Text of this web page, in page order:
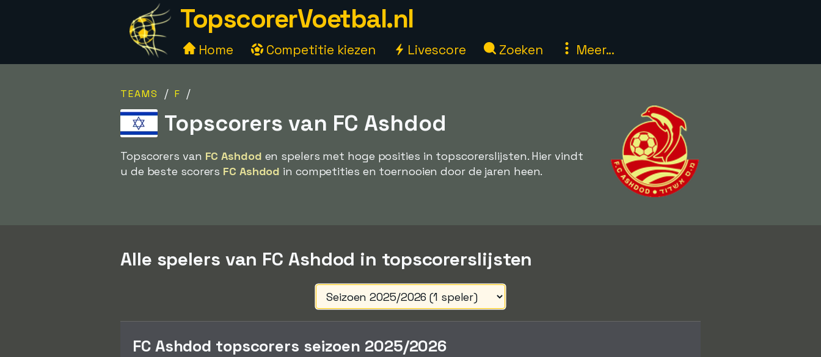
TopscorerVoetbal.nl
Home Competitie kiezen Livescore Zoeken Meer...
TEAMS / F /
Topscorers van FC Ashdod
Topscorers van FC Ashdod en spelers met hoge posities in topscorerslijsten. Hier vindt
u de beste scorers FC Ashdod in competities en toernooien door de jaren heen.
Alle spelers van FC Ashdod in topscorerslijsten
FC Ashdod topscorers seizoen 2025/2026